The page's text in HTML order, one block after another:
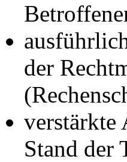
der
verstärkte
Stand der